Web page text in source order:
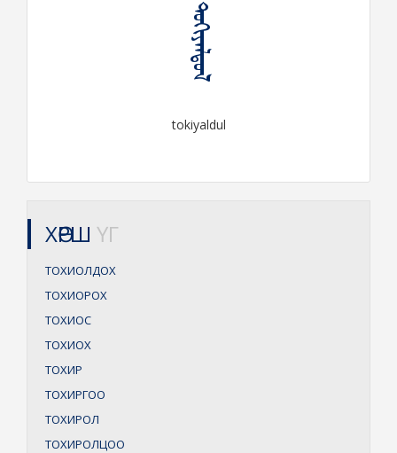
ᠲᠣᠬᠢᠶᠠᠯᠳᠤᠯ
tokiyaldul
ХӨРШ ҮГ
ТОХИОЛДОХ
ТОХИОРОХ
ТОХИОС
ТОХИОХ
ТОХИР
ТОХИРГОО
ТОХИРОЛ
ТОХИРОЛЦОО